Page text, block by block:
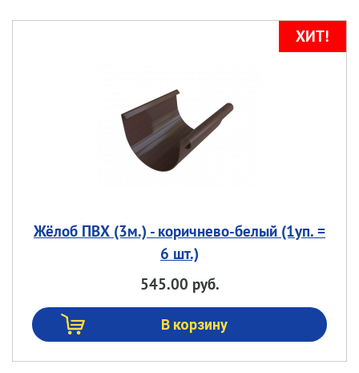
Жёлоб ПВХ (3м.) - коричнево-белый (1уп. =
6 шт.)
545.00 руб.